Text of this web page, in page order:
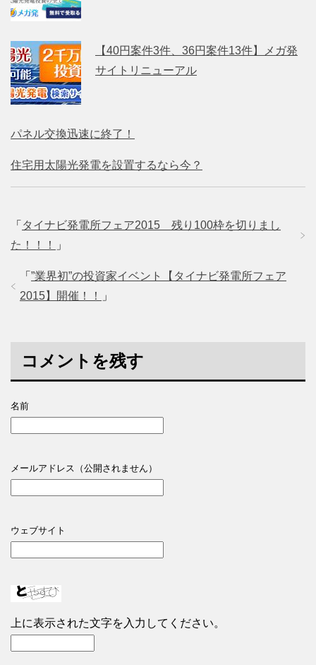
【40円案件3件、36円案件13件】メガ発
サイトリニューアル
パネル交換迅速に終了！
住宅用太陽光発電を設置するなら今？
「 タイナビ発電所フェア2015 残り100枠を切りまし
た！！！
」
「 ”業界初”の投資家イベント【タイナビ発電所フェア
2015】開催！！
」
コメントを残す
名前
メールアドレス（公開されません）
ウェブサイト
上に表示された文字を入力してください。